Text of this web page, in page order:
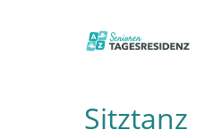
Sitztanz